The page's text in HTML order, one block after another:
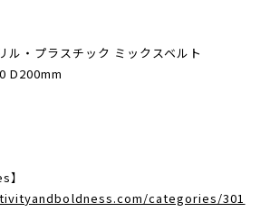
・プラスチック ミックスベルト
D200mm
】
categories/301